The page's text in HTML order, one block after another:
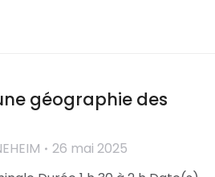
géographie des
26 mai 2025